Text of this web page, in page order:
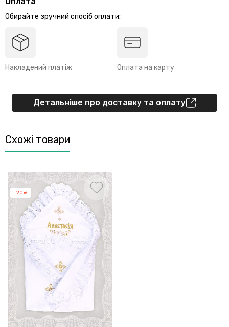
Обирайте зручний спосіб оплати:
Накладений платіж Оплата на карту
Детальніше про доставку та оплату
Схожі товари
-20%